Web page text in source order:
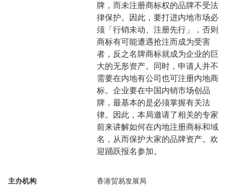
牌，而未注册商标权的品牌不受法
律保护。因此，要打进内地市场必
须「行销未动、注册先行」，否则
商标有可能遭遇抢注而成为受害
者，反之名牌商标就成为企业的巨
大的无形资产。同时，申请人并不
需要在内地有公司也可注册内地商
标。企业要在中国内销市场创品
牌，最基本的是必须掌握有关法
律。因此，本局邀请了相关的专家
前来讲解如何在内地注册商标和域
名，从而保护大家的品牌资产。欢
迎踊跃报名参加。
主办机构 香港贸易发展局